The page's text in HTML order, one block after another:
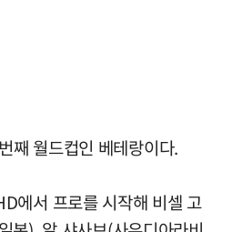
째 월드컵인 베테랑이다.
에서 프로를 시작해 비셀 고